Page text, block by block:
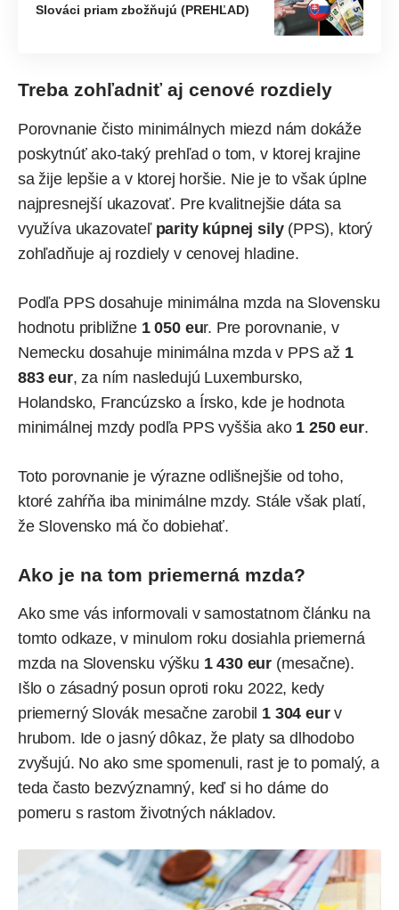
Slováci priam zbožňujú (PREHĽAD)
Treba zohľadniť aj cenové rozdiely
Porovnanie čisto minimálnych miezd nám dokáže
poskytnúť ako-taký prehľad o tom, v ktorej krajine
sa žije lepšie a v ktorej horšie. Nie je to však úplne
najpresnejší ukazovať. Pre kvalitnejšie dáta sa
využíva ukazovateľ parity kúpnej sily (PPS), ktorý
zohľadňuje aj rozdiely v cenovej hladine.
Podľa PPS dosahuje minimálna mzda na Slovensku
hodnotu približne1 050 eur. Pre porovnanie, v
Nemecku dosahuje minimálna mzda v PPS až 1
883 eur, za ním nasledujú Luxembursko,
Holandsko, Francúzsko a Írsko, kde je hodnota
minimálnej mzdy podľa PPS vyššia ako1 250 eur.
Toto porovnanie je výrazne odlišnejšie od toho,
ktoré zahŕňa iba minimálne mzdy. Stále však platí,
že Slovensko má čo dobiehať.
Ako je na tom priemerná mzda?
Ako sme vás informovali v samostatnom článku na
tomto odkaze, v minulom roku dosiahla priemerná
mzda na Slovensku výšku 1 430 eur (mesačne).
Išlo o zásadný posun oproti roku 2022, kedy
priemerný Slovák mesačne zarobil 1 304 eurv
hrubom. Ide o jasný dôkaz, že platy sa dlhodobo
zvyšujú. No ako sme spomenuli, rast je to pomalý, a
teda často bezvýznamný, keď si ho dáme do
pomeru s rastom životných nákladov.